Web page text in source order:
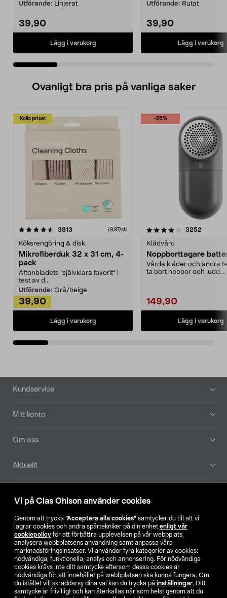
Vi på Clas Ohlson använder cookies
Genom att trycka ”Acceptera alla cookies” samtycker du till att vi
lagrar cookies och andra spårtekniker på din enhet enligt vår
cookiepolicy för att förbättra upplevelsen på vår webbplats,
analysera webbplatsens användning samt anpassa våra
marknadsföringsinsatser. Vi använder fyra kategorier av cookies:
nödvändiga, funktionella, analys och annonsering. För nödvändiga
cookies krävs inte ditt samtycke eftersom dessa cookies är
nödvändiga för att innehållet på webbplatsen ska kunna fungera. Om
du istället vill skräddarsy dina val kan du trycka på inställningar. Ditt
samtycke är frivilligt och kan återkallas när som helst genom att du
Utförande: Linjerat
39,90
Lägg i varukorg
Utförande: Rutat
39,90
Lägg i varukorg
Ovanligt bra pris på vanliga saker
Kolla priset
3813 (9,97/st)
Köksrengöring & disk
Mikrofiberduk 32 x 31 cm, 4-
pack
Aftonbladets "självklara favorit” i
test av d...
Utförande: Grå/beige
39,90
Lägg i varukorg
-25%
4.0av 5 stjärnor 3252
Klädvård
Noppborttagare
Vårda kläder och andra
ta bort noppor och ludd.
149,90
Lägg i varukorg
4.5av 5 stjärnor
Sidfot
Kundservice
Mitt konto
Om oss
Aktuellt
Hitta butik
SE NO FI